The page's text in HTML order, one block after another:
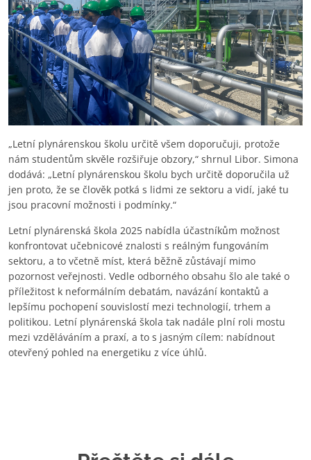
„Letní plynárenskou školu určitě všem doporučuji, protože
nám studentům skvěle rozšiřuje obzory,“ shrnul Libor. Simona
dodává: „Letní plynárenskou školu bych určitě doporučila už
jen proto, že se člověk potká s lidmi ze sektoru a vidí, jaké tu
jsou pracovní možnosti i podmínky.“
Letní plynárenská škola 2025 nabídla účastníkům možnost
konfrontovat učebnicové znalosti s reálným fungováním
sektoru, a to včetně míst, která běžně zůstávají mimo
pozornost veřejnosti. Vedle odborného obsahu šlo ale také o
příležitost k neformálním debatám, navázání kontaktů a
lepšímu pochopení souvislostí mezi technologií, trhem a
politikou. Letní plynárenská škola tak nadále plní roli mostu
mezi vzděláváním a praxí, a to s jasným cílem: nabídnout
otevřený pohled na energetiku z více úhlů.